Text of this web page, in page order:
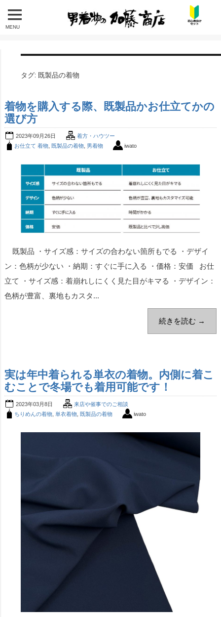
MENU
タグ: 既製品の着物
着物を購入する際、既製品かお仕立てかの
選び方
2023年09月26日
着方・ハウツー
お仕立て 着物, 既製品の着物, 男着物 iwato
既製品 ・サイズ感：サイズの合わない箇所もでる ・デザイ
ン：色柄が少ない ・納期：すぐに手に入る ・価格：安価 お仕
立て ・サイズ感：着崩れしにくく見た目がキマる ・デザイン：
色柄が豊富、裏地もカスタ...
続きを読む →
実は年中着られる単衣の着物。内側に着こ
むことで冬場でも着用可能です！
2023年03月8日
来店や催事でのご相談
ちりめんの着物, 単衣着物, 既製品の着物 iwato